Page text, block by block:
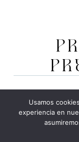
1. ¿Qué
de las velas?
Usamos
experiencia en